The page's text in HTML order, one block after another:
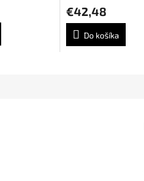
€42,48
Do košíka